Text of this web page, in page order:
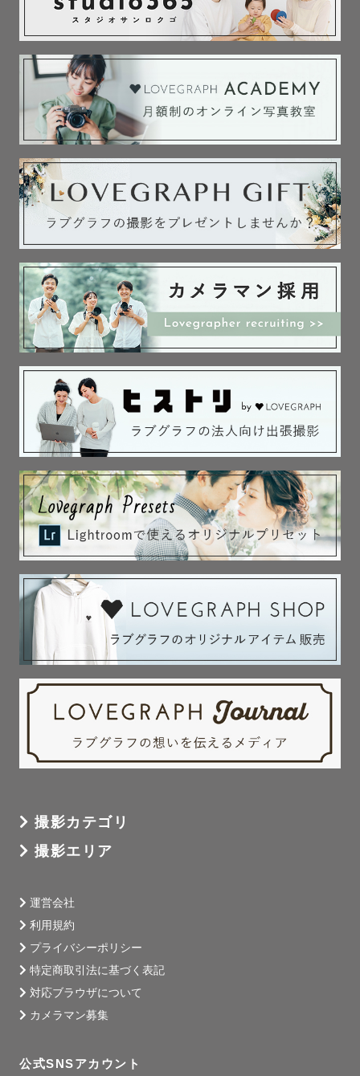
撮影カテゴリ
撮影エリア
運営会社
利用規約
プライバシーポリシー
特定商取引法に基づく表記
対応ブラウザについて
カメラマン募集
公式SNSアカウント